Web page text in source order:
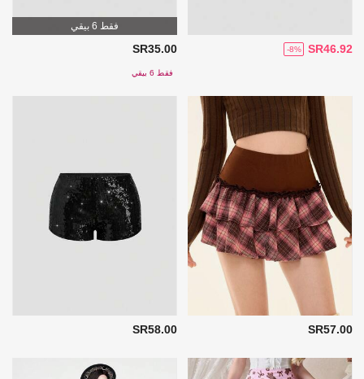
SR46.92
-8%
فقط 6 بيقي
SR35.00
فقط 6 بيقي
SR57.00
SR58.00